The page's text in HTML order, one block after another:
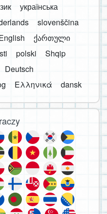
українська
slovenščina
ქართული
polski
Shqip
Deutsch
Ελληνικά dansk